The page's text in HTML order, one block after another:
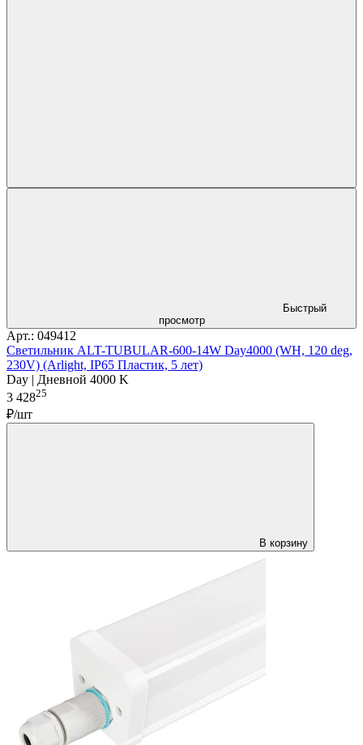
Быстрый
просмотр
Арт.: 049412
Светильник ALT-TUBULAR-600-14W Day4000 (WH, 120 deg,
230V) (Arlight, IP65 Пластик, 5 лет)
Day | Дневной 4000 K
3 42825
₽/шт
В корзину